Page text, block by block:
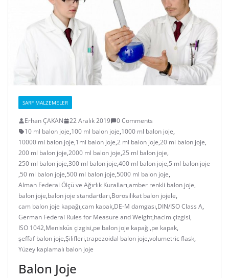
SARF MALZEMELER
Erhan ÇAKAN 22 Aralık 2019
0 Comments
10 ml balon joje,100 ml balon joje,1000 ml balon joje,
10000 ml balon joje,1ml balon joje,2 ml balon joje,20 ml balon joje,
200 ml balon joje,2000 ml balon joje,25 ml balon joje,
250 ml balon joje,300 ml balon joje,400 ml balon joje,5 ml balon joje
,50 ml balon joje,500 ml balon joje,5000 ml balon joje,
Alman Federal Ölçü ve Ağırlık Kuralları,amber renkli balon joje,
balon joje,balon joje standartları,Borosilikat balon jojele,
cam balon joje kapağı,cam kapak,DE-M damgası,DIN/ISO Class A,
German Federal Rules for Measure and Weight,hacim çizgisi,
ISO 1042,Menisküs çizgisi,pe balon joje kapağı,pe kapak,
şeffaf balon joje,Şilifleri,trapezoidal balon joje,volumetric flask,
Yüzey kaplamalı balon joje
Balon Joje